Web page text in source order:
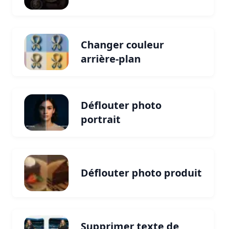
Changer couleur
arrière-plan
Déflouter photo
portrait
Déflouter photo produit
Supprimer texte de